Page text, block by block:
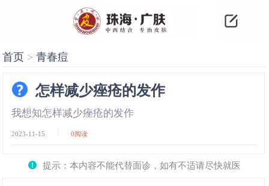
首页 >青春痘
怎样减少痤疮的发作
我想知怎样减少痤疮的发作
2023-11-15 0阅读
提示：本内容不能代替面诊，如有不适请尽快就医